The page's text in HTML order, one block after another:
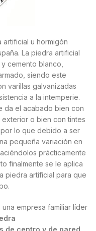
u hormigón
La piedra artificial
cemento blanco,
siendo este
varillas galvanizadas
a la intemperie.
da el acabado bien con
o bien con tintes
lo que debido a ser
pequeña variación en
prácticamente
finalmente se le aplica
piedra artificial para que
una empresa familiar líder
de centro y de pared,